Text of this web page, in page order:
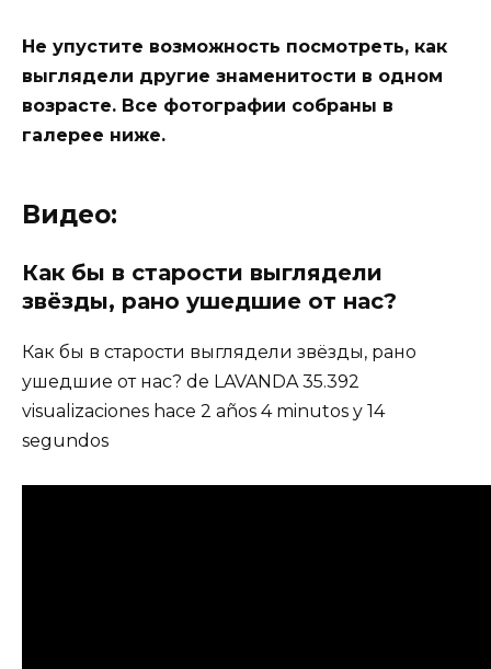
Не упустите возможность посмотреть, как
выглядели другие знаменитости в одном
возрасте. Все фотографии собраны в
галерее ниже.
Видео:
Как бы в старости выглядели
звёзды, рано ушедшие от нас?
Как бы в старости выглядели звёзды, рано
ушедшие от нас? de LAVANDA 35.392
visualizaciones hace 2 años 4 minutos y 14
segundos